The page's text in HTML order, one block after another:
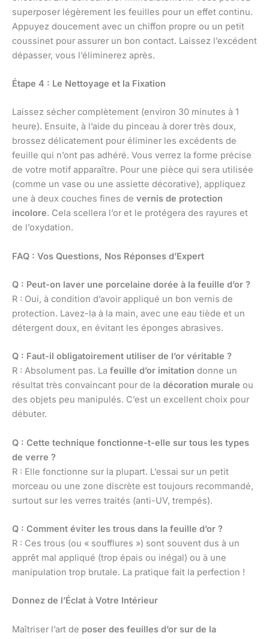
superposer légèrement les feuilles pour un effet continu.
Appuyez doucement avec un chiffon propre ou un petit
coussinet pour assurer un bon contact. Laissez l’excédent
dépasser, vous l’éliminerez après.
Étape 4 : Le Nettoyage et la Fixation
Laissez sécher complètement (environ 30 minutes à 1
heure). Ensuite, à l’aide du pinceau à dorer très doux,
brossez délicatement pour éliminer les excédents de
feuille qui n’ont pas adhéré. Vous verrez la forme précise
de votre motif apparaître. Pour une pièce qui sera utilisée
(comme un vase ou une assiette décorative), appliquez
une à deux couches fines de vernis de protection
incolore. Cela scellera l’or et le protégera des rayures et
de l’oxydation.
FAQ : Vos Questions, Nos Réponses d’Expert
Q : Peut-on laver une porcelaine dorée à la feuille d’or ?
R : Oui, à condition d’avoir appliqué un bon vernis de
protection. Lavez-la à la main, avec une eau tiède et un
détergent doux, en évitant les éponges abrasives.
Q : Faut-il obligatoirement utiliser de l’or véritable ?
R : Absolument pas. La feuille d’or imitation donne un
résultat très convaincant pour de la décoration murale ou
des objets peu manipulés. C’est un excellent choix pour
débuter.
Q : Cette technique fonctionne-t-elle sur tous les types
de verre ?
R : Elle fonctionne sur la plupart. L’essai sur un petit
morceau ou une zone discrète est toujours recommandé,
surtout sur les verres traités (anti-UV, trempés).
Q : Comment éviter les trous dans la feuille d’or ?
R : Ces trous (ou « soufflures ») sont souvent dus à un
apprêt mal appliqué (trop épais ou inégal) ou à une
manipulation trop brutale. La pratique fait la perfection !
Donnez de l’Éclat à Votre Intérieur
Maîtriser l’art de poser des feuilles d’or sur de la